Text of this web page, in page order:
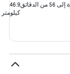
الدقائق
46.9
كيلومتر